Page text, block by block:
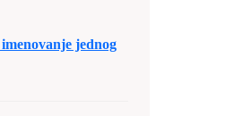
jednog